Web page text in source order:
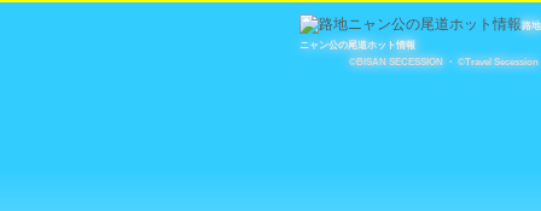
路地
ニャン公の尾道ホット情報
©BISAN SECESSION
・ ©Travel Secession